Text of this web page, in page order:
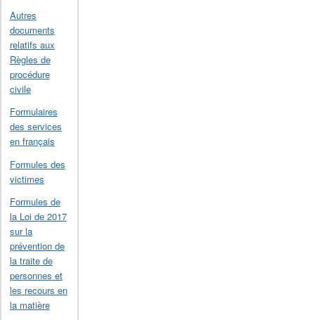
Autres
documents
relatifs aux
Règles de
procédure
civile
Formulaires
des services
en français
Formules des
victimes
Formules de
la Loi de 2017
sur la
prévention de
la traite de
personnes et
les recours en
la matière